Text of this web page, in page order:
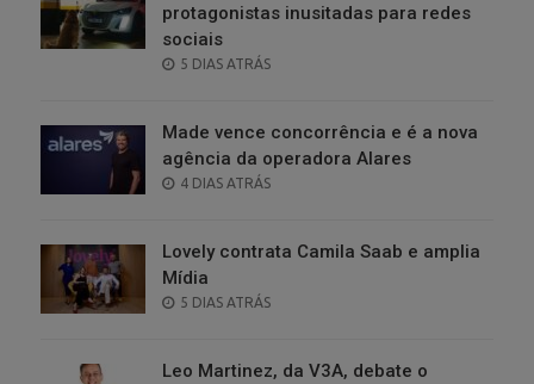
protagonistas inusitadas para redes
sociais
POSTED
5 DIAS ATRÁS
Made vence concorrência e é a nova
agência da operadora Alares
POSTED
4 DIAS ATRÁS
Lovely contrata Camila Saab e amplia
Mídia
POSTED
5 DIAS ATRÁS
Leo Martinez, da V3A, debate o